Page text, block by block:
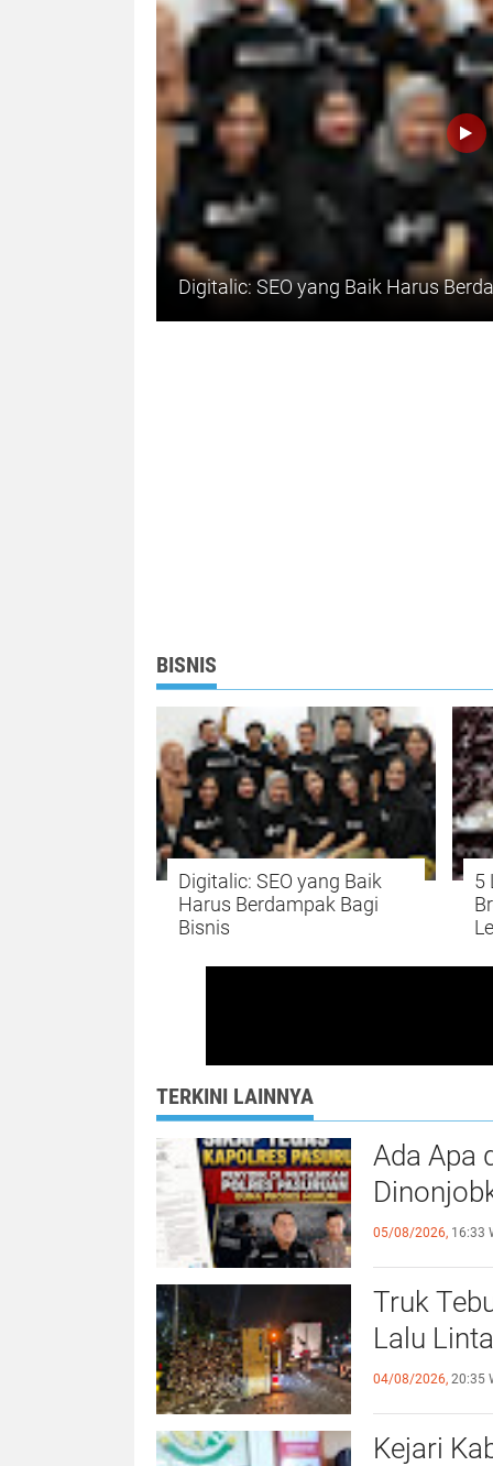
Digitalic: SEO yang Baik Harus
BISNIS
Digitalic: SEO yang Baik
Harus Berdampak Bagi
Bisnis
5
TERKINI LAINNYA
Ada Apa
05/08/2026, 16:33
Truk
Lalu
04/08/2026, 20:35
Kejari